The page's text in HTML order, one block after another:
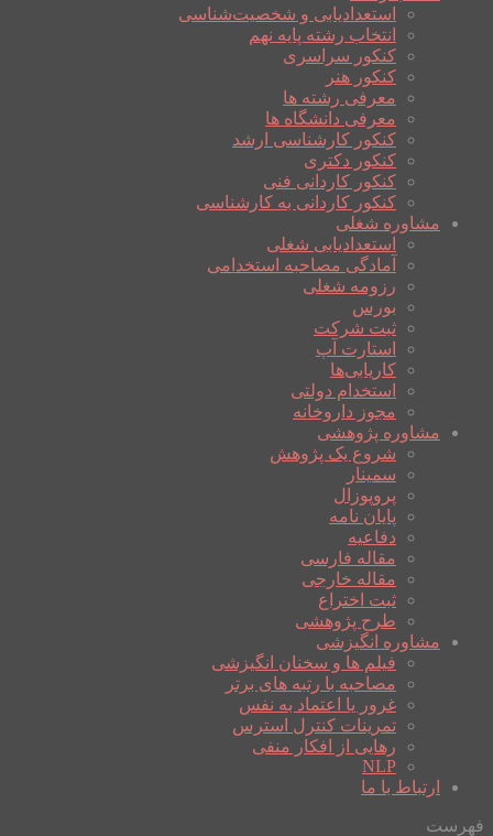
استعدادیابی و شخصیت‌شناسی
انتخاب رشته پایه نهم
کنکور سراسری
کنکور هنر
معرفی رشته ها
معرفی دانشگاه ها
کنکور کارشناسی ارشد
کنکور دکتری
کنکور کاردانی فنی
کنکور کاردانی به کارشناسی
مشاوره شغلی
استعدادیابی شغلی
آمادگی مصاحبه استخدامی
رزومه شغلی
بورس
ثبت شرکت
استارت آپ
کاریابی‌ها
استخدام دولتی
مجوز داروخانه
مشاوره پژوهشی
شروع یک پژوهش
سمینار
پروپوزال
پایان نامه
دفاعیه
مقاله فارسی
مقاله خارجی
ثبت اختراع
طرح پژوهشی
مشاوره انگیزشی
فیلم ها و سخنان انگیزشی
مصاحبه با رتبه های برتر
غرور یا اعتماد به نفس
تمرینات کنترل استرس
رهایی از افکار منفی
NLP
ارتباط با ما
فهرست